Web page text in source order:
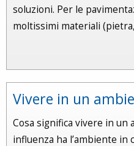
soluzioni. Per le
moltissimi materiali
Vivere in un
Cosa significa vivere in un
influenza ha l’ambiente in